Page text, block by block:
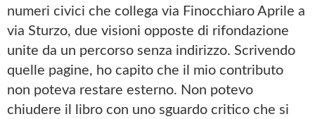
numeri civici che collega via Finocchiaro Aprile a
via Sturzo, due visioni opposte di rifondazione
unite da un percorso senza indirizzo. Scrivendo
quelle pagine, ho capito che il mio contributo
non poteva restare esterno. Non potevo
chiudere il libro con uno sguardo critico che si